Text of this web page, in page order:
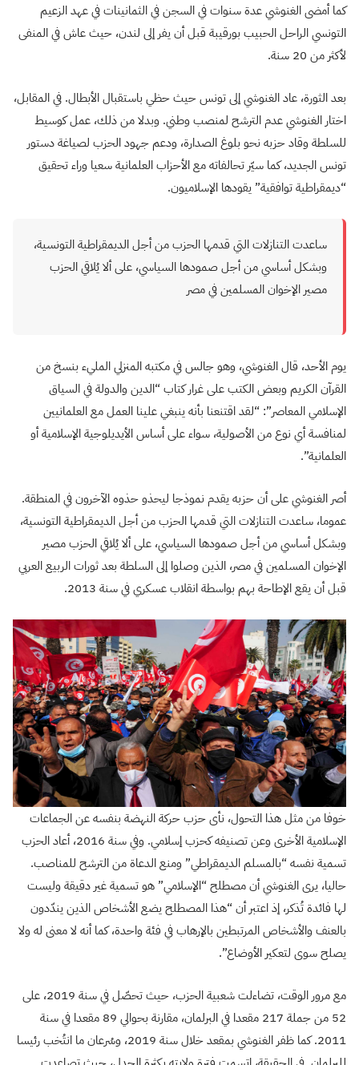
كما أمضى الغنوشي عدة سنوات في السجن في الثمانينات في عهد الزعيم
التونسي الراحل الحبيب بورقيبة قبل أن يفر إلى لندن، حيث عاش في المنفى
لأكثر من 20 سنة.
بعد الثورة، عاد الغنوشي إلى تونس حيث حظي باستقبال الأبطال. في المقابل،
اختار الغنوشي عدم الترشح لمنصب وطني. وبدلا من ذلك، عمل كوسيط
للسلطة وقاد حزبه نحو بلوغ الصدارة، ودعم جهود الحزب لصياغة دستور
تونس الجديد، كما سيّر تحالفاته مع الأحزاب العلمانية سعيا وراء تحقيق
“ديمقراطية توافقية” يقودها الإسلاميون.
ساعدت التنازلات التي قدمها الحزب من أجل الديمقراطية التونسية،
وبشكل أساسي من أجل صمودها السياسي، على ألا يُلاقي الحزب
مصير الإخوان المسلمين في مصر
يوم الأحد، قال الغنوشي، وهو جالس في مكتبه المنزلي المليء بنسخ من
القرآن الكريم وبعض الكتب على غرار كتاب “الدين والدولة في السياق
الإسلامي المعاصر”: “لقد اقتنعنا بأنه ينبغي علينا العمل مع العلمانيين
لمنافسة أي نوع من الأصولية، سواء على أساس الأيديلوجية الإسلامية أو
العلمانية”.
أصر الغنوشي على أن حزبه يقدم نموذجا ليحذو حذوه الآخرون في المنطقة.
عموما، ساعدت التنازلات التي قدمها الحزب من أجل الديمقراطية التونسية،
وبشكل أساسي من أجل صمودها السياسي، على ألا يُلاقي الحزب مصير
الإخوان المسلمين في مصر، الذين وصلوا إلى السلطة بعد ثورات الربيع العربي
قبل أن يقع الإطاحة بهم بواسطة انقلاب عسكري في سنة 2013.
خوفا من مثل هذا التحول، نأى حزب حركة النهضة بنفسه عن الجماعات
الإسلامية الأخرى وعن تصنيفه كحزب إسلامي. وفي سنة 2016، أعاد الحزب
تسمية نفسه “بالمسلم الديمقراطي” ومنع الدعاة من الترشح للمناصب.
حاليا، يرى الغنوشي أن مصطلح “الإسلامي” هو تسمية غير دقيقة وليست
لها فائدة تُذكر، إذ اعتبر أن “هذا المصطلح يضع الأشخاص الذين يندّدون
بالعنف والأشخاص المرتبطين بالإرهاب في فئة واحدة، كما أنه لا معنى له ولا
يصلح سوى لتعكير الأوضاع”.
مع مرور الوقت، تضاءلت شعبية الحزب، حيث تحصّل في سنة 2019، على
52 من جملة 217 مقعدا في البرلمان، مقارنة بحوالي 89 مقعدا في سنة
2011. كما ظفر الغنوشي بمقعد خلال سنة 2019، وسُرعان ما انتُخب رئيسا